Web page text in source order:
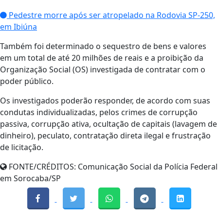
Pedestre morre após ser atropelado na Rodovia SP-250,
em Ibiúna
Também foi determinado o sequestro de bens e valores
em um total de até 20 milhões de reais e a proibição da
Organização Social (OS) investigada de contratar com o
poder público.
Os investigados poderão responder, de acordo com suas
condutas individualizadas, pelos crimes de corrupção
passiva, corrupção ativa, ocultação de capitais (lavagem de
dinheiro), peculato, contratação direta ilegal e frustração
de licitação.
FONTE/CRÉDITOS: Comunicação Social da Polícia Federal
em Sorocaba/SP